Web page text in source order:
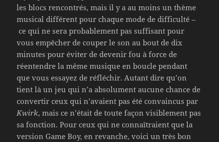
les blocs rencontrés, mais il y a au moins un thème
musical différent pour chaque mode de difficulté –
ce qui ne sera probablement pas suffisant pour
vous empêcher de couper le son au bout de dix
minutes pour éviter de devenir fou à force de
réentendre la même musique en boucle pendant
que vous essayez de réfléchir. Autant dire qu’on
tient là un jeu qui n’a absolument aucune chance de
convertir ceux qui n’avaient pas été convaincus par
Kwirk, mais ce n’était de toute façon visiblement pas
sa fonction. Pour ceux qui ne connaîtraient que la
version Game Boy, en revanche, voici un très bon